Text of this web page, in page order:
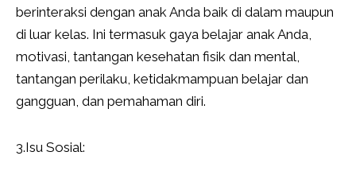
berinteraksi dengan anak Anda baik di dalam maupun
di luar kelas. Ini termasuk gaya belajar anak Anda,
motivasi, tantangan kesehatan fisik dan mental,
tantangan perilaku, ketidakmampuan belajar dan
gangguan, dan pemahaman diri.
3.Isu Sosial: